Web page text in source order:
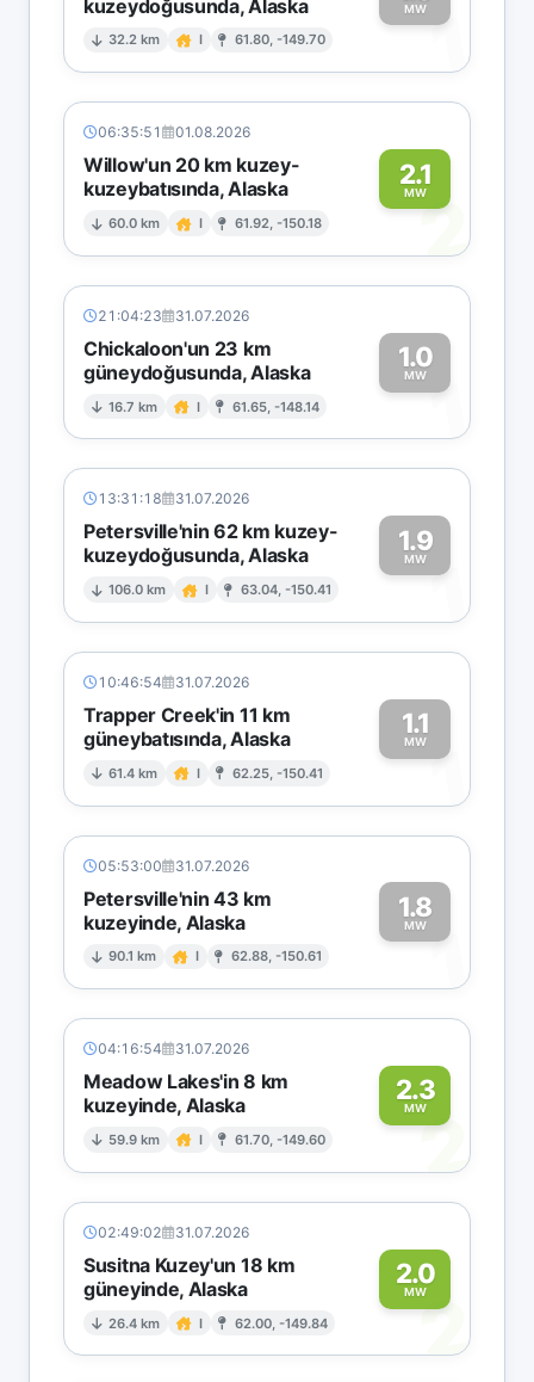
kuzeydoğusunda, Alaska
32.2 km I 61.80, -149.70
MW1
06:35:51 01.08.2026
Willow'un 20 km kuzey-
kuzeybatısında, Alaska
60.0 km I 61.92, -150.18
2.1
MW2
21:04:23 31.07.2026
Chickaloon'un 23 km
güneydoğusunda, Alaska
16.7 km I 61.65, -148.14
1.0
MW1
13:31:18 31.07.2026
Petersville'nin 62 km kuzey-
kuzeydoğusunda, Alaska
106.0 km I 63.04, -150.41
1.9
MW1
10:46:54 31.07.2026
Trapper Creek'in 11 km
güneybatısında, Alaska
61.4 km I 62.25, -150.41
1.1
MW1
05:53:00 31.07.2026
Petersville'nin 43 km
kuzeyinde, Alaska
90.1 km I 62.88, -150.61
1.8
MW1
04:16:54 31.07.2026
Meadow Lakes'in 8 km
kuzeyinde, Alaska
59.9 km I 61.70, -149.60
2.3
MW
2
02:49:02 31.07.2026
Susitna Kuzey'un 18 km
güneyinde, Alaska
26.4 km I 62.00, -149.84
2.0
MW2